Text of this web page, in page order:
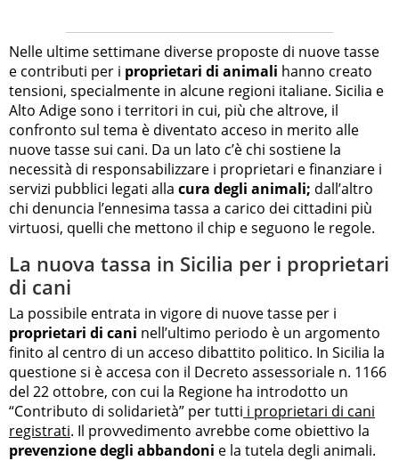
Nelle ultime settimane diverse proposte di nuove tasse
e contributi per i proprietari di animali hanno creato
tensioni, specialmente in alcune regioni italiane. Sicilia e
Alto Adige sono i territori in cui, più che altrove, il
confronto sul tema è diventato acceso in merito alle
nuove tasse sui cani. Da un lato c’è chi sostiene la
necessità di responsabilizzare i proprietari e finanziare i
servizi pubblici legati alla cura degli animali; dall’altro
chi denuncia l’ennesima tassa a carico dei cittadini più
virtuosi, quelli che mettono il chip e seguono le regole.
La nuova tassa in Sicilia per i proprietari
di cani
La possibile entrata in vigore di nuove tasse per i
proprietari di cani nell’ultimo periodo è un argomento
finito al centro di un acceso dibattito politico. In Sicilia la
questione si è accesa con il Decreto assessoriale n. 1166
del 22 ottobre, con cui la Regione ha introdotto un
“Contributo di solidarietà” per tutti i proprietari di cani
registrati. Il provvedimento avrebbe come obiettivo la
prevenzione degli abbandoni e la tutela degli animali.